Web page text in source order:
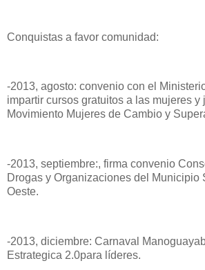
Conquistas a favor comunidad:
-2013, agosto: convenio con el
impartir cursos gratuitos a las mujeres y
Movimiento Mujeres de Cambio y
-2013, septiembre:, firma convenio
Drogas y Organizaciones del Municipio
Oeste.
-2013, diciembre: Carnaval
Estrategica 2.0para líderes.